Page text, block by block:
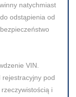
natychmiast
odstąpienia od
VIN.
rejestracyjny pod
i